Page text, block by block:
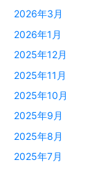
2026年3月
2026年1月
2025年12月
2025年11月
2025年10月
2025年9月
2025年8月
2025年7月